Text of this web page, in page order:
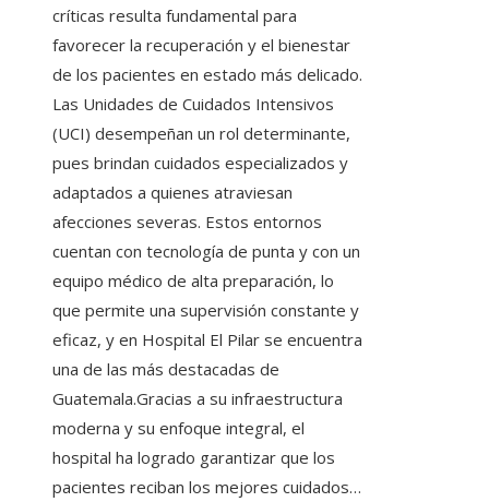
críticas resulta fundamental para
favorecer la recuperación y el bienestar
de los pacientes en estado más delicado.
Las Unidades de Cuidados Intensivos
(UCI) desempeñan un rol determinante,
pues brindan cuidados especializados y
adaptados a quienes atraviesan
afecciones severas. Estos entornos
cuentan con tecnología de punta y con un
equipo médico de alta preparación, lo
que permite una supervisión constante y
eficaz, y en Hospital El Pilar se encuentra
una de las más destacadas de
Guatemala.Gracias a su infraestructura
moderna y su enfoque integral, el
hospital ha logrado garantizar que los
pacientes reciban los mejores cuidados…